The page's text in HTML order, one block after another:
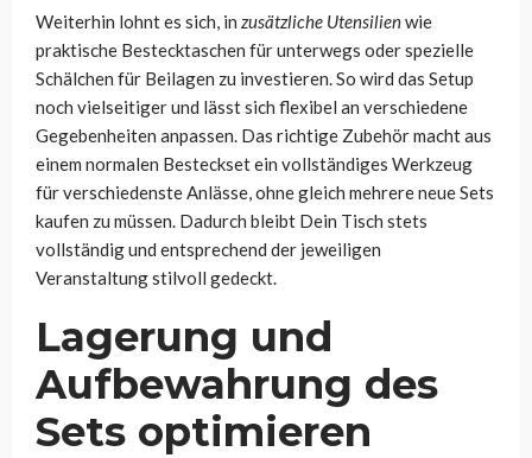
Weiterhin lohnt es sich, in zusätzliche Utensilienwie
praktische Bestecktaschen für unterwegs oder spezielle
Schälchen für Beilagen zu investieren. So wird das Setup
noch vielseitiger und lässt sich flexibel an verschiedene
Gegebenheiten anpassen. Das richtige Zubehör macht aus
einem normalen Besteckset ein vollständiges Werkzeug
für verschiedenste Anlässe, ohne gleich mehrere neue Sets
kaufen zu müssen. Dadurch bleibt Dein Tisch stets
vollständig und entsprechend der jeweiligen
Veranstaltung stilvoll gedeckt.
Lagerung und
Aufbewahrung des
Sets optimieren